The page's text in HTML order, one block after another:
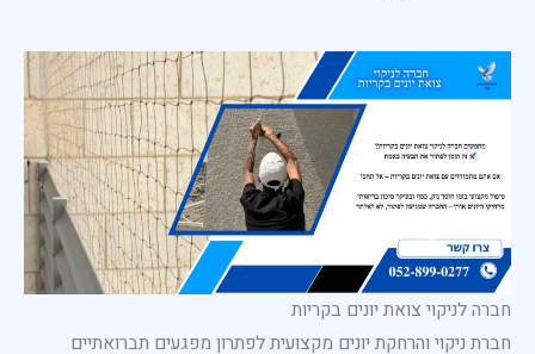
חברה לניקוי צואת יונים בקריות
חברת ניקוי והרחקת יונים מקצועית לפתרון מפגעים תברואתיים